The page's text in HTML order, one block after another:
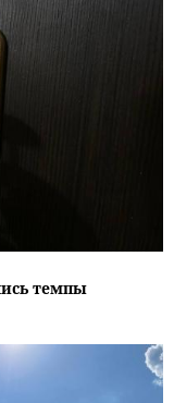
темпы